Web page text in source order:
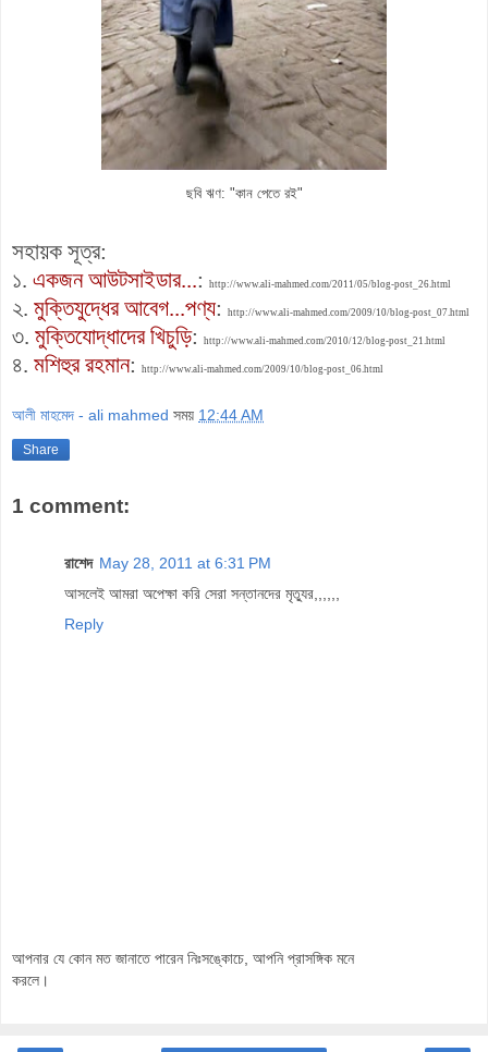
ছবি ঋণ: "কান পেতে রই"
সহায়ক সূত্র:
১. একজন আউটসাইডার...: http://www.ali-mahmed.com/2011/05/blog-post_26.html
২. মুক্তিযুদ্ধের আবেগ...পণ্য: http://www.ali-mahmed.com/2009/10/blog-post_07.html
৩. মুক্তিযোদ্ধাদের খিচুড়ি: http://www.ali-mahmed.com/2010/12/blog-post_21.html
৪. মশিহুর রহমান: http://www.ali-mahmed.com/2009/10/blog-post_06.html
আলী মাহমেদ - ali mahmed সময় 12:44 AM
Share
1 comment:
রাশেদ May 28, 2011 at 6:31 PM
আসলেই আমরা অপেক্ষা করি সেরা সন্তানদের মৃত্যুর,,,,,,
Reply
আপনার যে কোন মত জানাতে পারেন নিঃসঙ্কোচে, আপনি প্রাসঙ্গিক মনে
করলে।